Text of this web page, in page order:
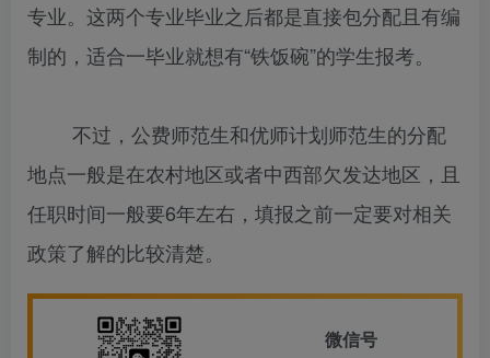
专业。这两个专业毕业之后都是直接包分配且有编
制的，适合一毕业就想有“铁饭碗”的学生报考。
不过，公费师范生和优师计划师范生的分配
地点一般是在农村地区或者中西部欠发达地区，且
任职时间一般要6年左右，填报之前一定要对相关
政策了解的比较清楚。
微信号